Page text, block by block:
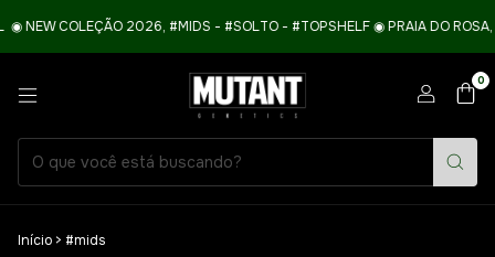
NEW COLEÇÃO 2026, #MIDS - #SOLTO - #TOPSHELF ◉ PRAIA DO ROSA,
0
Início > #mids